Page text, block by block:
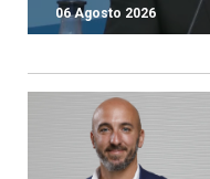
06 Agosto 2026